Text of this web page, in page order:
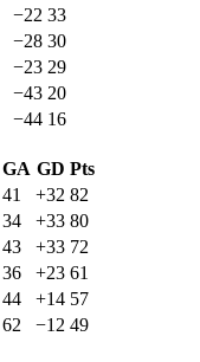
−22 33
−28 30
−23 29
−43 20
−44 16
GA GD Pts
41 +32 82
34 +33 80
43 +33 72
36 +23 61
44 +14 57
62 −12 49